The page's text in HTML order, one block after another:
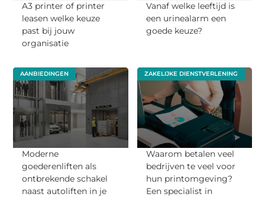
A3 printer of printer
leasen welke keuze
past bij jouw
organisatie
Vanaf welke leeftijd is
een urinealarm een
goede keuze?
AANBIEDINGEN
Moderne
goederenliften als
ontbrekende schakel
naast autoliften in je
ZAKELIJKE DIENSTVERLENING
Waarom betalen veel
bedrijven te veel voor
hun printomgeving?
Een specialist in